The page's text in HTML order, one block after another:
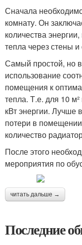
Сначала
комнату. Он
количества
тепла через стены
Самый простой, но
использование
помещения к
тепла. Т.е. для 10
кВт энергии. Лучше
потери в помещении
количество
После этого
мероприятия по
читать дальше →
Последние